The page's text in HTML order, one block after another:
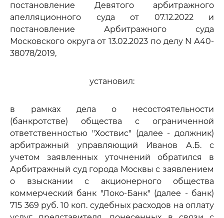
постановление Девятого арбитражного
апелляционного суда от 07.12.2022 и
постановление Арбитражного суда
Московского округа от 13.02.2023 по делу N А40-
38078/2019,
установил:
в рамках дела о несостоятельности
(банкротстве) общества с ограниченной
ответственностью "Хоствис" (далее - должник)
арбитражный управляющий Иванов А.Б. с
учетом заявленных уточнений обратился в
Арбитражный суд города Москвы с заявлением
о взыскании с акционерного общества
коммерческий банк "Локо-Банк" (далее - банк)
715 369 руб. 10 коп. судебных расходов на оплату